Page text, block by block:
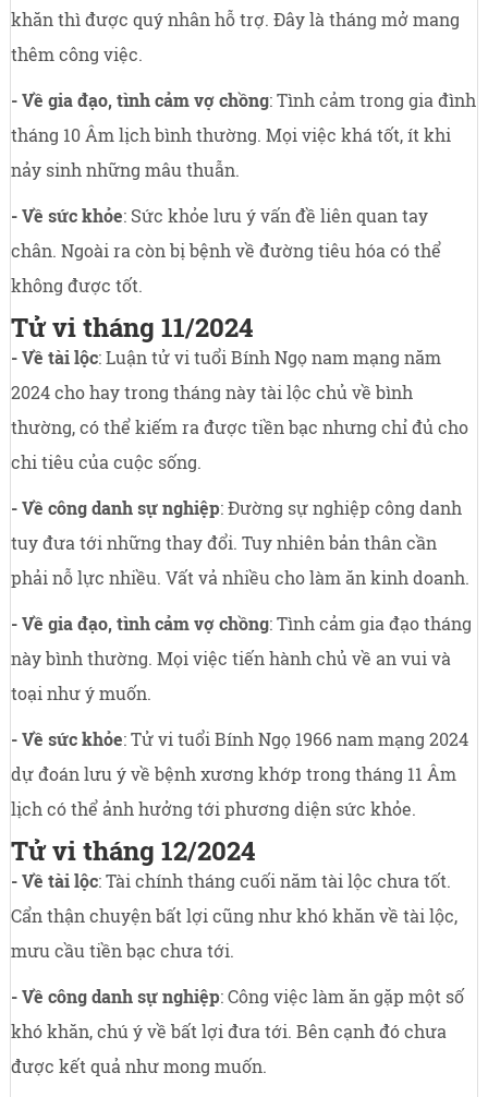
khăn thì được quý nhân hỗ trợ. Đây là tháng mở mang
thêm công việc.
- Về gia đạo, tình cảm vợ chồng: Tình cảm trong gia đình
tháng 10 Âm lịch bình thường. Mọi việc khá tốt, ít khi
nảy sinh những mâu thuẫn.
- Về sức khỏe: Sức khỏe lưu ý vấn đề liên quan tay
chân. Ngoài ra còn bị bệnh về đường tiêu hóa có thể
không được tốt.
Tử vi tháng 11/2024
- Về tài lộc: Luận tử vi tuổi Bính Ngọ nam mạng năm
2024 cho hay trong tháng này tài lộc chủ về bình
thường, có thể kiếm ra được tiền bạc nhưng chỉ đủ cho
chi tiêu của cuộc sống.
- Về công danh sự nghiệp: Đường sự nghiệp công danh
tuy đưa tới những thay đổi. Tuy nhiên bản thân cần
phải nỗ lực nhiều. Vất vả nhiều cho làm ăn kinh doanh.
- Về gia đạo, tình cảm vợ chồng: Tình cảm gia đạo tháng
này bình thường. Mọi việc tiến hành chủ về an vui và
toại như ý muốn.
- Về sức khỏe: Tử vi tuổi Bính Ngọ 1966 nam mạng 2024
dự đoán lưu ý về bệnh xương khớp trong tháng 11 Âm
lịch có thể ảnh hưởng tới phương diện sức khỏe.
Tử vi tháng 12/2024
- Về tài lộc: Tài chính tháng cuối năm tài lộc chưa tốt.
Cẩn thận chuyện bất lợi cũng như khó khăn về tài lộc,
mưu cầu tiền bạc chưa tới.
- Về công danh sự nghiệp: Công việc làm ăn gặp một số
khó khăn, chú ý về bất lợi đưa tới. Bên cạnh đó chưa
được kết quả như mong muốn.